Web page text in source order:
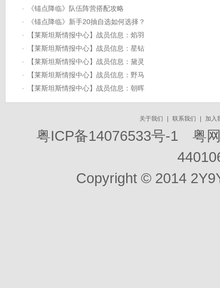
《锚点降临》队伍阵营搭配攻略
《锚点降临》新手20抽自选如何选择？
【莱斯坦斯情报中心】战员信息：焰羽
【莱斯坦斯情报中心】战员信息：星钻
【莱斯坦斯情报中心】战员信息：黛灵
【莱斯坦斯情报中心】战员信息：野马
【莱斯坦斯情报中心】战员信息：朝晖
关于我们 | 联系我们 | 加入
粤ICP备14076533号-1
粤
Copyright © 2014